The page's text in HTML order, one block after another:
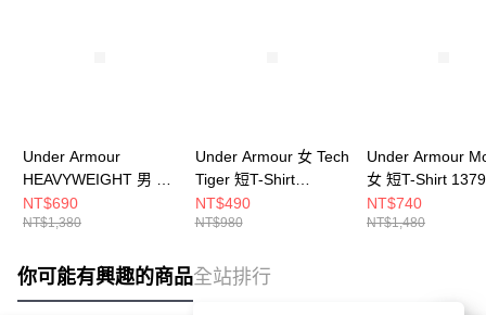
Under Armour
HEAVYWEIGHT 男 短
T-Shirt 1373997-100
NT$690
NT$1,380
Under Armour 女 Tech
Tiger 短T-Shirt
1384222-686
NT$490
NT$980
Under Armour
女 短T-Shirt
539
NT$740
NT$1,480
你可能有興趣的商品全站排行